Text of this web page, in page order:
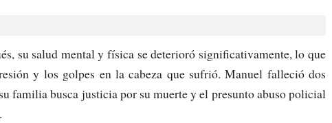
su salud mental y física se deterioró significativamente, lo que
y los golpes en la cabeza que sufrió. Manuel falleció dos
familia busca justicia por su muerte y el presunto abuso policial